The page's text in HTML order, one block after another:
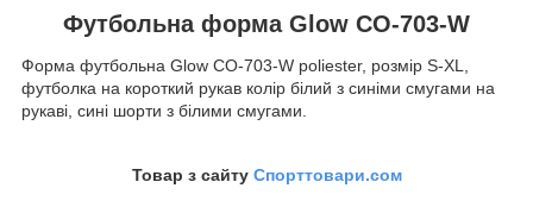
Футбольна форма Glow CO-703-W
Форма футбольна Glow CO-703-W poliester, розмір S-XL,
футболка на короткий рукав колір білий з синіми смугами на
рукаві, сині шорти з білими смугами.
Товар з сайту Спорттовари.сом